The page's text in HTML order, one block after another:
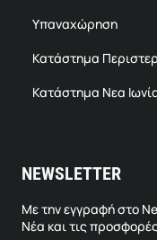
Υπαναχώρηση
Κατάστημα
Κατάστημα Νεα
NEWSLETTER
Με την εγγραφή στο
Νέα και τις